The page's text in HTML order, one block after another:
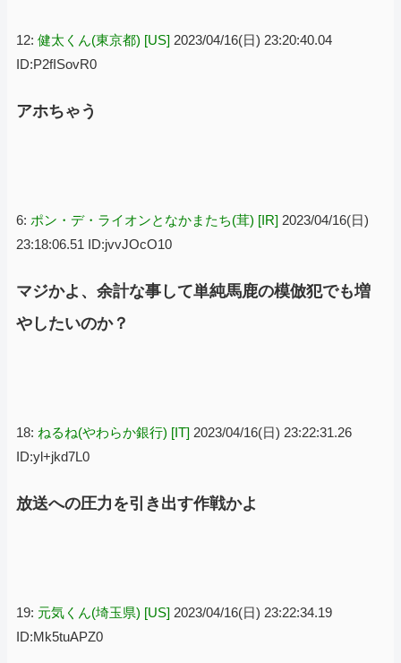
12: 健太くん(東京都) [US] 2023/04/16(日) 23:20:40.04
ID:P2fISovR0
アホちゃう
6: ポン・デ・ライオンとなかまたち(茸) [IR] 2023/04/16(日)
23:18:06.51 ID:jvvJOcO10
マジかよ、余計な事して単純馬鹿の模倣犯でも増
やしたいのか？
18: ねるね(やわらか銀行) [IT] 2023/04/16(日) 23:22:31.26
ID:yl+jkd7L0
放送への圧力を引き出す作戦かよ
19: 元気くん(埼玉県) [US] 2023/04/16(日) 23:22:34.19
ID:Mk5tuAPZ0